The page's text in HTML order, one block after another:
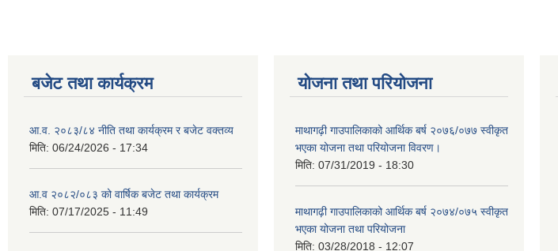
बजेट तथा कार्यक्रम
आ.व. २०८३/८४ नीति तथा कार्यक्रम र बजेट वक्तव्य
मिति: 06/24/2026 - 17:34
आ.व २०८२/०८३ को वार्षिक बजेट तथा कार्यक्रम
मिति: 07/17/2025 - 11:49
योजना तथा परियोजना
माथागढ़ी गाउपालिकाको आर्थिक बर्ष २०७६/०७७ स्वीकृत
भएका योजना तथा परियोजना विवरण।
मिति: 07/31/2019 - 18:30
माथागढ़ी गाउपालिकाको आर्थिक बर्ष २०७४/०७५ स्वीकृत
भएका योजना तथा परियोजना
मिति: 03/28/2018 - 12:07